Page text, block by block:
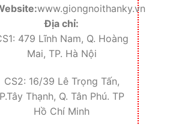
www.giongnoithanky.vn
Địa chỉ:
479 Lĩnh Nam, Q. Hoàng
Mai, TP. Hà Nội
CS2: 16/39 Lê Trọng Tấn,
P.Tây Thạnh, Q. Tân Phú. TP
Hồ Chí Minh